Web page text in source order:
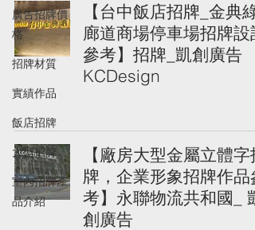
廣告招牌價
格
招牌材質
實績作品
飯店招牌
大型招牌
室內招牌產
品介紹
【台中飯店招牌_金典綠
廊道商場停車場招牌設
參考】招牌_凱創廣告
KCDesign
【廠房大型金屬立體字
牌，企業形象招牌作品
考】永聯物流共和國_ 凱
創廣告